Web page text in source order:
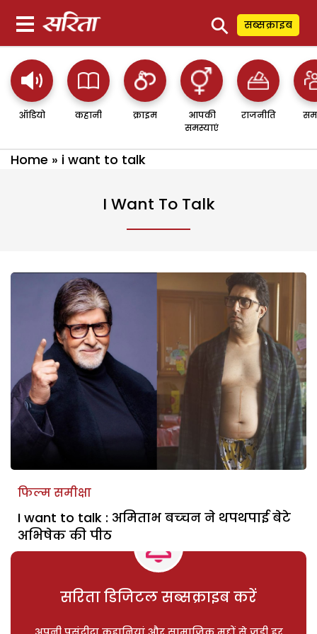
⚲ सब्सक्राइब
ऑडियो कहानी क्राइम
आपकी
समस्याएं
राजनीति
Home » i want to talk
I Want To Talk
फिल्म समीक्षा
I want to talk : अमिताभ बच्‍चन ने थपथपाई बेटे
अभिषेक की पीठ
सरिता डिजिटल सब्सक्राइब करें